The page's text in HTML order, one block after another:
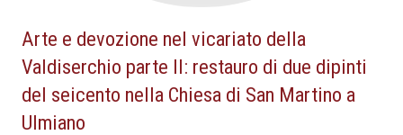
Arte e devozione nel vicariato della
Valdiserchio parte II: restauro di due dipinti
del seicento nella Chiesa di San Martino a
Ulmiano